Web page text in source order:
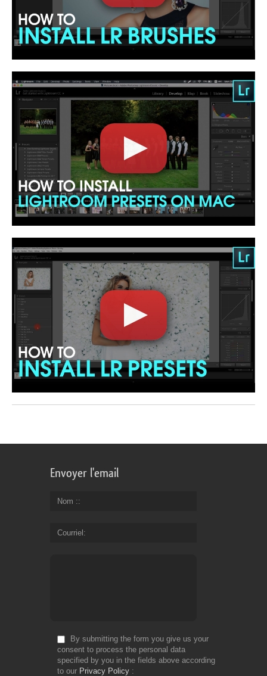
Envoyer l'email
Nom :
Courriel
By submitting the form you give us your
consent to process the personal data
specified by you in the fields above according
to our Privacy Policy